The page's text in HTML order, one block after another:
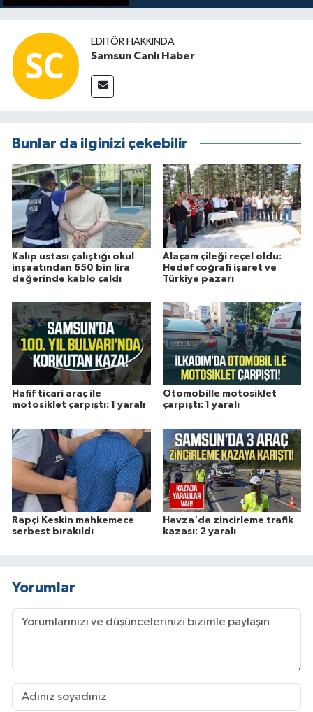
EDITÖR HAKKINDA
Samsun Canlı Haber
Bunlar da ilginizi çekebilir
Kalıp ustası çalıştığı okul
inşaatından 650 bin lira
değerinde kablo çaldı
Alaçam çileği reçel oldu:
Hedef coğrafi işaret ve
Türkiye pazarı
Hafif ticari araç ile
motosiklet çarpıştı: 1 yaralı
Otomobille motosiklet
çarpıştı: 1 yaralı
Rapçi Keskin mahkemece
serbest bırakıldı
Havza'da zincirleme trafik
kazası: 2 yaralı
Yorumlar